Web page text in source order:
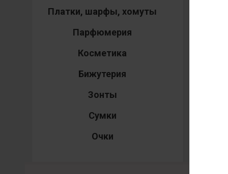
Платки, шарфы, хомуты
Парфюмерия
Косметика
Бижутерия
Зонты
Сумки
Очки